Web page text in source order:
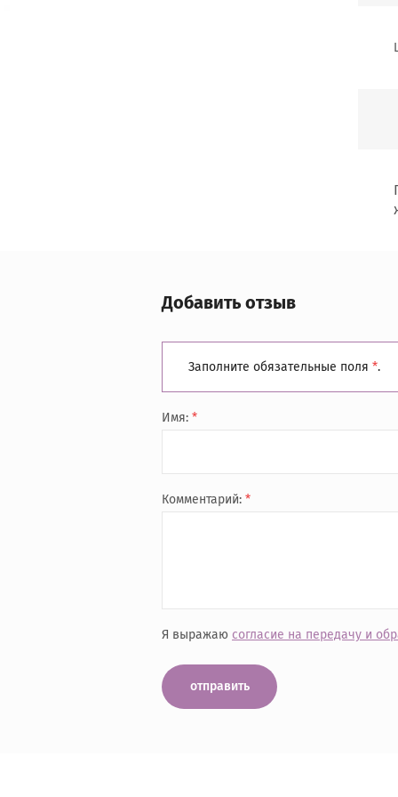
Добавить отзыв
Заполните обязательные поля *.
Имя: *
Я выражаю согласие на передачу и
Комментарий: *
отправить